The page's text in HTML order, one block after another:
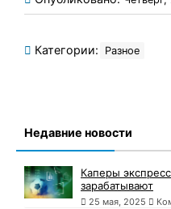
Категории: Разное
Недавние новости
Каперы
зарабатывают
25 мая, 2025